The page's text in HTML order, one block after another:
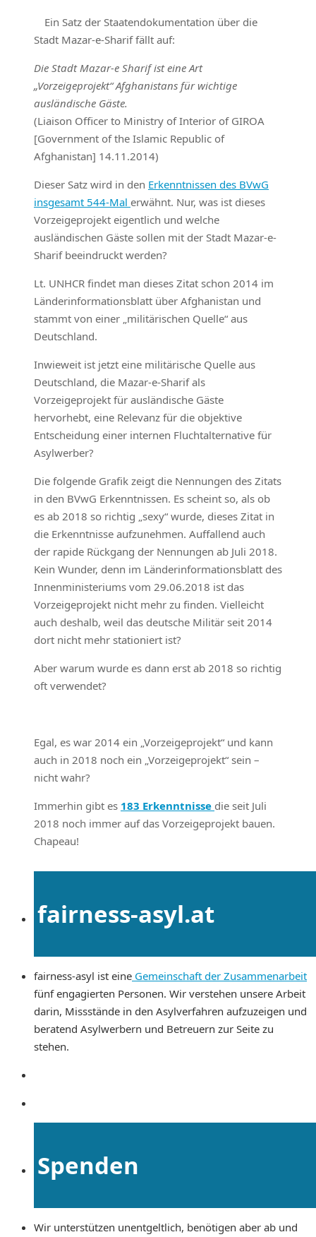
Ein Satz der Staatendokumentation über die
Stadt Mazar-e-Sharif fällt auf:
Die Stadt Mazar-e Sharif ist eine Art
„Vorzeigeprojekt“ Afghanistans für wichtige
ausländische Gäste.
(Liaison Officer to Ministry of Interior of GIROA
[Government of the Islamic Republic of
Afghanistan] 14.11.2014)
Dieser Satz wird in den Erkenntnissen des BVwG
insgesamt 544-Mal erwähnt. Nur, was ist dieses
Vorzeigeprojekt eigentlich und welche
ausländischen Gäste sollen mit der Stadt Mazar-e-
Sharif beeindruckt werden?
Lt. UNHCR findet man dieses Zitat schon 2014 im
Länderinformationsblatt über Afghanistan und
stammt von einer „militärischen Quelle“ aus
Deutschland.
Inwieweit ist jetzt eine militärische Quelle aus
Deutschland, die Mazar-e-Sharif als
Vorzeigeprojekt für ausländische Gäste
hervorhebt, eine Relevanz für die objektive
Entscheidung einer internen Fluchtalternative für
Asylwerber?
Die folgende Grafik zeigt die Nennungen des Zitats
in den BVwG Erkenntnissen. Es scheint so, als ob
es ab 2018 so richtig „sexy“ wurde, dieses Zitat in
die Erkenntnisse aufzunehmen. Auffallend auch
der rapide Rückgang der Nennungen ab Juli 2018.
Kein Wunder, denn im Länderinformationsblatt des
Innenministeriums vom 29.06.2018 ist das
Vorzeigeprojekt nicht mehr zu finden. Vielleicht
auch deshalb, weil das deutsche Militär seit 2014
dort nicht mehr stationiert ist?
Aber warum wurde es dann erst ab 2018 so richtig
oft verwendet?
Egal, es war 2014 ein „Vorzeigeprojekt“ und kann
auch in 2018 noch ein „Vorzeigeprojekt“ sein –
nicht wahr?
Immerhin gibt es 183 Erkenntnisse die seit Juli
2018 noch immer auf das Vorzeigeprojekt bauen.
Chapeau!
fairness-asyl.at
fairness-asyl ist eine Gemeinschaft der Zusammenarbeit
fünf engagierten Personen. Wir verstehen unsere Arbeit
darin, Missstände in den Asylverfahren aufzuzeigen und
beratend Asylwerbern und Betreuern zur Seite zu
stehen.
Spenden
Wir unterstützen unentgeltlich, benötigen aber ab und